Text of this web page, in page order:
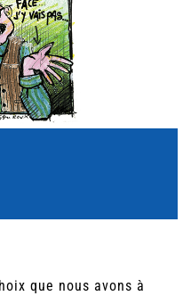
que nous avons à